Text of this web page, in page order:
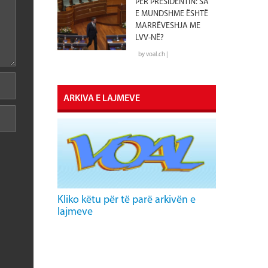
PËR PRESIDENTIN: SA
E MUNDSHME ËSHTË
MARRËVESHJA ME
LVV-NË?
by voal.ch |
ARKIVA E LAJMEVE
Kliko këtu për të parë arkivën e
lajmeve